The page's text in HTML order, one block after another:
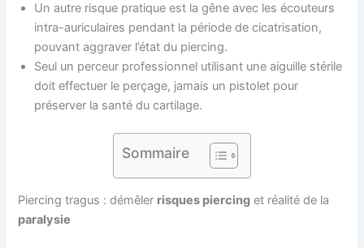
Un autre risque pratique est la gêne avec les écouteurs
intra-auriculaires pendant la période de cicatrisation,
pouvant aggraver l’état du piercing.
Seul un perceur professionnel utilisant une aiguille stérile
doit effectuer le perçage, jamais un pistolet pour
préserver la santé du cartilage.
Sommaire
Piercing tragus : démêler risques piercing et réalité de la
paralysie